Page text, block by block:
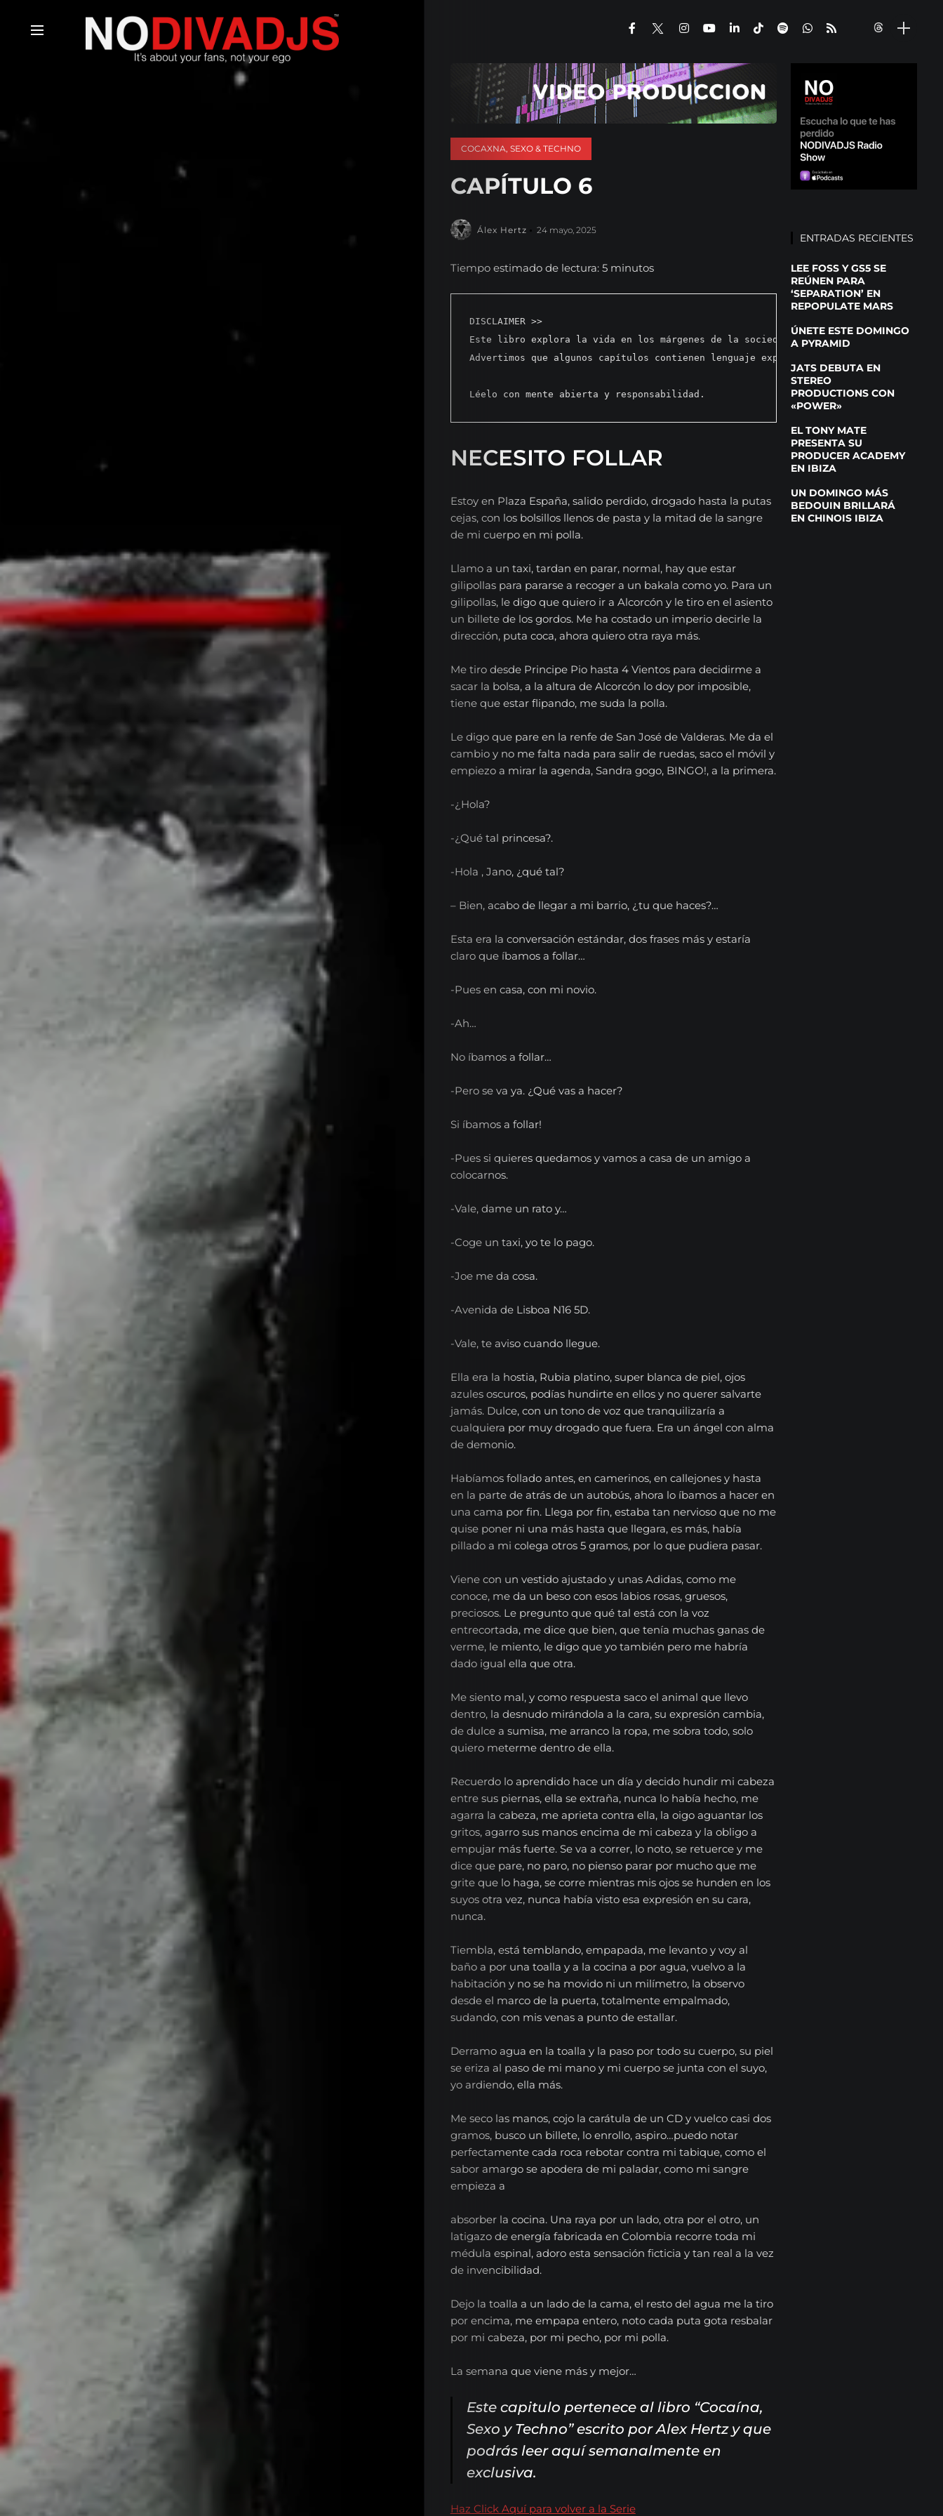
EL
RADIOSHOW
Noticias
Entrevistas
Musica
Tecnologia
Nosotros
Series
Contacta
Español
English
Search
COCAXNA, SEXO & TECHNO
CAPÍTULO 6
Álex Hertz 24 mayo, 2025
Tiempo estimado de lectura: 5 minutos
DISCLAIMER >>
Este libro explora la vida en los márgenes de la sociedad a través de historias
Advertimos que algunos capítulos contienen lenguaje explícito y referencias a
Léelo con mente abierta y responsabilidad.
NECESITO FOLLAR
Estoy en Plaza España, salido perdido, drogado hasta la putas
cejas, con los bolsillos llenos de pasta y la mitad de la sangre
de mi cuerpo en mi polla.
Llamo a un taxi, tardan en parar, normal, hay que estar
gilipollas para pararse a recoger a un bakala como yo. Para un
gilipollas, le digo que quiero ir a Alcorcón y le tiro en el asiento
un billete de los gordos. Me ha costado un imperio decirle la
dirección, puta coca, ahora quiero otra raya más.
Me tiro desde Principe Pio hasta 4 Vientos para decidirme a
sacar la bolsa, a la altura de Alcorcón lo doy por imposible,
tiene que estar flipando, me suda la polla.
Le digo que pare en la renfe de San José de Valderas. Me da el
cambio y no me falta nada para salir de ruedas, saco el móvil y
empiezo a mirar la agenda, Sandra gogo, BINGO!, a la primera.
-¿Hola?
-¿Qué tal princesa?.
-Hola , Jano, ¿qué tal?
– Bien, acabo de llegar a mi barrio, ¿tu que haces?…
Esta era la conversación estándar, dos frases más y estaría
claro que íbamos a follar…
-Pues en casa, con mi novio.
-Ah…
No íbamos a follar…
-Pero se va ya. ¿Qué vas a hacer?
Si íbamos a follar!
-Pues si quieres quedamos y vamos a casa de un amigo a
colocarnos.
-Vale, dame un rato y…
-Coge un taxi, yo te lo pago.
-Joe me da cosa.
-Avenida de Lisboa N16 5D.
-Vale, te aviso cuando llegue.
Ella era la hostia, Rubia platino, super blanca de piel, ojos
azules oscuros, podías hundirte en ellos y no querer salvarte
jamás. Dulce, con un tono de voz que tranquilizaría a
cualquiera por muy drogado que fuera. Era un ángel con alma
de demonio.
Habíamos follado antes, en camerinos, en callejones y hasta
en la parte de atrás de un autobús, ahora lo íbamos a hacer en
una cama por fin. Llega por fin, estaba tan nervioso que no me
quise poner ni una más hasta que llegara, es más, había
pillado a mi colega otros 5 gramos, por lo que pudiera pasar.
Viene con un vestido ajustado y unas Adidas, como me
conoce, me da un beso con esos labios rosas, gruesos,
preciosos. Le pregunto que qué tal está con la voz
entrecortada, me dice que bien, que tenía muchas ganas de
verme, le miento, le digo que yo también pero me habría
dado igual ella que otra.
Me siento mal, y como respuesta saco el animal que llevo
dentro, la desnudo mirándola a la cara, su expresión cambia,
de dulce a sumisa, me arranco la ropa, me sobra todo, solo
quiero meterme dentro de ella.
Recuerdo lo aprendido hace un día y decido hundir mi cabeza
entre sus piernas, ella se extraña, nunca lo había hecho, me
agarra la cabeza, me aprieta contra ella, la oigo aguantar los
gritos, agarro sus manos encima de mi cabeza y la obligo a
empujar más fuerte. Se va a correr, lo noto, se retuerce y me
dice que pare, no paro, no pienso parar por mucho que me
grite que lo haga, se corre mientras mis ojos se hunden en los
suyos otra vez, nunca había visto esa expresión en su cara,
nunca.
Tiembla, está temblando, empapada, me levanto y voy al
baño a por una toalla y a la cocina a por agua, vuelvo a la
habitación y no se ha movido ni un milímetro, la observo
desde el marco de la puerta, totalmente empalmado,
sudando, con mis venas a punto de estallar.
Derramo agua en la toalla y la paso por todo su cuerpo, su piel
se eriza al paso de mi mano y mi cuerpo se junta con el suyo,
yo ardiendo, ella más.
Me seco las manos, cojo la carátula de un CD y vuelco casi dos
gramos, busco un billete, lo enrollo, aspiro…puedo notar
perfectamente cada roca rebotar contra mi tabique, como el
sabor amargo se apodera de mi paladar, como mi sangre
empieza a
absorber la cocina. Una raya por un lado, otra por el otro, un
latigazo de energía fabricada en Colombia recorre toda mi
médula espinal, adoro esta sensación ficticia y tan real a la vez
de invencibilidad.
Dejo la toalla a un lado de la cama, el resto del agua me la tiro
por encima, me empapa entero, noto cada puta gota resbalar
por mi cabeza, por mi pecho, por mi polla.
La semana que viene más y mejor…
Este capitulo pertenece al libro “Cocaína,
Sexo y Techno” escrito por Alex Hertz y que
podrás leer aquí semanalmente en
exclusiva.
Haz Click Aquí para volver a la Serie
ENTRADAS RECIENTES
LEE FOSS Y GS5 SE
REÚNEN PARA
‘SEPARATION’ EN
REPOPULATE MARS
ÚNETE ESTE DOMINGO
A PYRAMID
JATS DEBUTA EN
STEREO
PRODUCTIONS CON
«POWER»
EL TONY MATE
PRESENTA SU
PRODUCER ACADEMY
EN IBIZA
UN DOMINGO MÁS
BEDOUIN BRILLARÁ
EN CHINOIS IBIZA